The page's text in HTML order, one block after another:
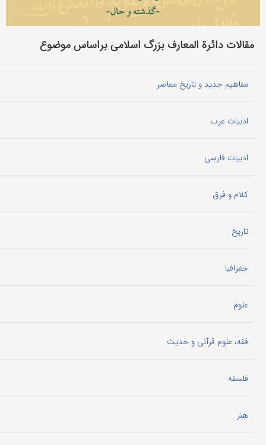
مقالات دائرة المعارف بزرگ اسلامی براساس موضوع
مفاهیم جدید و تاریخ معاصر
ادبیات عرب
ادبیات فارسی
کلام و فرق
تاریخ
جغرافیا
علوم
فقه، علوم قرآنی و حدیث
فلسفه
هنر